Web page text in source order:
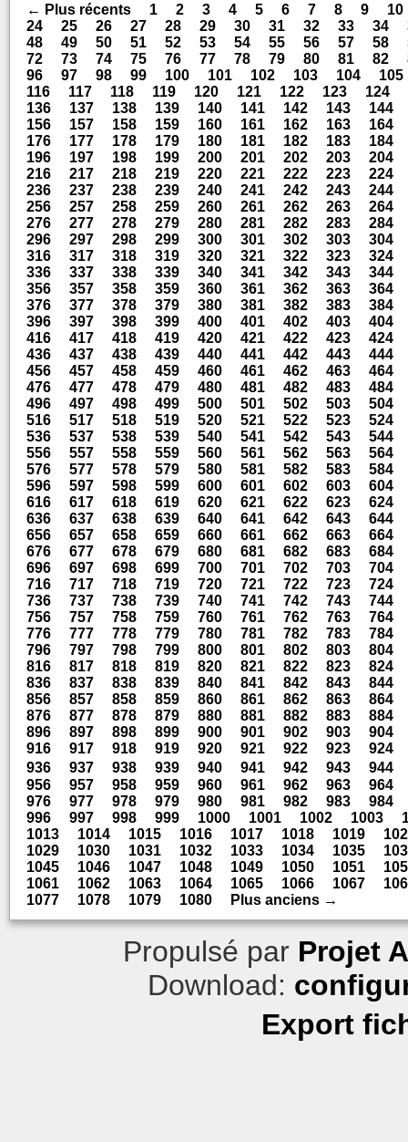
← Plus récents 1 2 3 4 5 6 7 8 9
10
24
25 26 27 28 29 30 31 32 33 34
48
49 50 51 52 53 54 55 56 57 58
72
73 74 75 76 77 78 79 80 81 82
96
97 98 99 100 101 102 103 104
105
116
117 118 119 120 121 122 123 124
136
137 138 139 140 141 142 143
144
156
157 158 159 160 161 162 163
164
176
177 178 179 180 181 182 183
184
196
197 198 199 200 201 202 203
204
216
217 218 219 220 221 222 223
224
236
237 238 239 240 241 242 243
244
256
257 258 259 260 261 262 263
264
276
277 278 279 280 281 282 283
284
296
297 298 299 300 301 302 303
304
316
317 318 319 320 321 322 323
324
336
337 338 339 340 341 342 343
344
356
357 358 359 360 361 362 363
364
376
377 378 379 380 381 382 383
384
396
397 398 399 400 401 402 403
404
416
417 418 419 420 421 422 423
424
436
437 438 439 440 441 442 443
444
456
457 458 459 460 461 462 463
464
476
477 478 479 480 481 482 483
484
496
497 498 499 500 501 502 503
504
516
517 518 519 520 521 522 523
524
536
537 538 539 540 541 542 543
544
556
557 558 559 560 561 562 563
564
576
577 578 579 580 581 582 583
584
596
597 598 599 600 601 602 603
604
616
617 618 619 620 621 622 623
624
636
637 638 639 640 641 642 643
644
656
657 658 659 660 661 662 663
664
676
677 678 679 680 681 682 683
684
696
697 698 699 700 701 702 703
704
716
717 718 719 720 721 722 723
724
736
737 738 739 740 741 742 743
744
756
757 758 759 760 761 762 763
764
776
777 778 779 780 781 782 783
784
796
797 798 799 800 801 802 803
804
816
817 818 819 820 821 822 823
824
836
837 838 839 840 841 842 843
844
856
857 858 859 860 861 862 863
864
876
877 878 879 880 881 882 883
884
896
897 898 899 900 901 902 903
904
916
917 918 919 920 921 922 923
924
936
937 938 939 940 941 942 943
944
956
957 958 959 960 961 962 963
964
976
977 978 979 980 981 982 983
984
996
997 998 999 1000 1001 1002 1003
1013
1014 1015 1016 1017 1018 1019
1029
1030 1031 1032 1033 1034 1035
1045
1046 1047 1048 1049 1050 1051
1061
1062 1063 1064 1065 1066 1067
1077
1078 1079 1080 Plus anciens →
Propulsé par Projet
Download:
Export